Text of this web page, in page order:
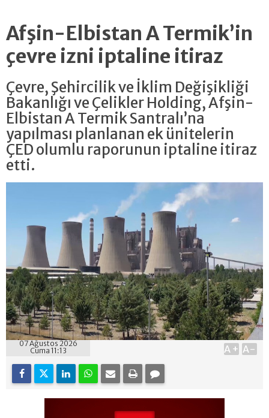
Afşin-Elbistan A Termik’in
çevre izni iptaline itiraz
Çevre, Şehircilik ve İklim Değişikliği
Bakanlığı ve Çelikler Holding, Afşin-
Elbistan A Termik Santralı’na
yapılması planlanan ek ünitelerin
ÇED olumlu raporunun iptaline itiraz
etti.
07 Ağustos 2026
Cuma 11:13
A+ A-